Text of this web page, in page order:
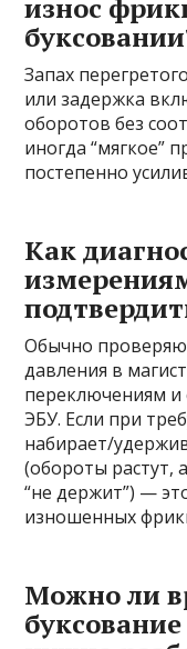
износ
Запах
или задержка
оборотов без
иногда “мягкое”
постепенно
Как
Обычно
давления в
переключениям
ЭБУ. Если при
набирает/
(обороты растут,
“не держит”) —
изношенных
Можно ли